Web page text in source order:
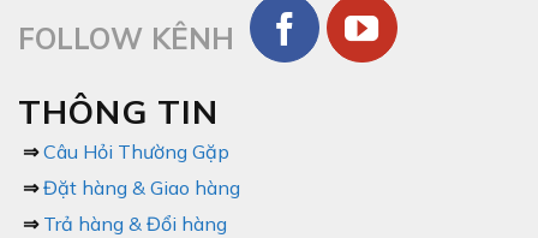
FOLLOW KÊNH
THÔNG TIN
⇒ Câu Hỏi Thường Gặp
⇒ Đặt hàng & Giao hàng
⇒ Trả hàng & Đổi hàng